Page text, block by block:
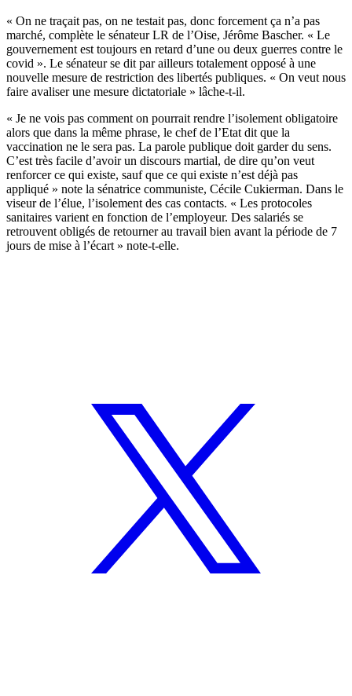
« On ne traçait pas, on ne testait pas, donc forcement ça n’a pas
marché, complète le sénateur LR de l’Oise, Jérôme Bascher. « Le
gouvernement est toujours en retard d’une ou deux guerres contre le
covid ». Le sénateur se dit par ailleurs totalement opposé à une
nouvelle mesure de restriction des libertés publiques. « On veut nous
faire avaliser une mesure dictatoriale » lâche-t-il.
« Je ne vois pas comment on pourrait rendre l’isolement obligatoire
alors que dans la même phrase, le chef de l’Etat dit que la
vaccination ne le sera pas. La parole publique doit garder du sens.
C’est très facile d’avoir un discours martial, de dire qu’on veut
renforcer ce qui existe, sauf que ce qui existe n’est déjà pas
appliqué » note la sénatrice communiste, Cécile Cukierman. Dans le
viseur de l’élue, l’isolement des cas contacts. « Les protocoles
sanitaires varient en fonction de l’employeur. Des salariés se
retrouvent obligés de retourner au travail bien avant la période de 7
jours de mise à l’écart » note-t-elle.